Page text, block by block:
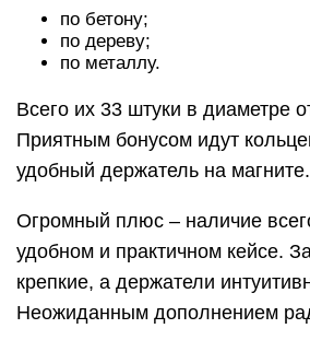
Производитель позаботился и
удлинитель, благодаря чему
возможности работы. Такой
пригодится для любой
произошедшей в быту, но не в
профессиональных целях.
Похвалить кейс можно за его
маленький размер, а также
не вывалится из своего
Цена доступная практически